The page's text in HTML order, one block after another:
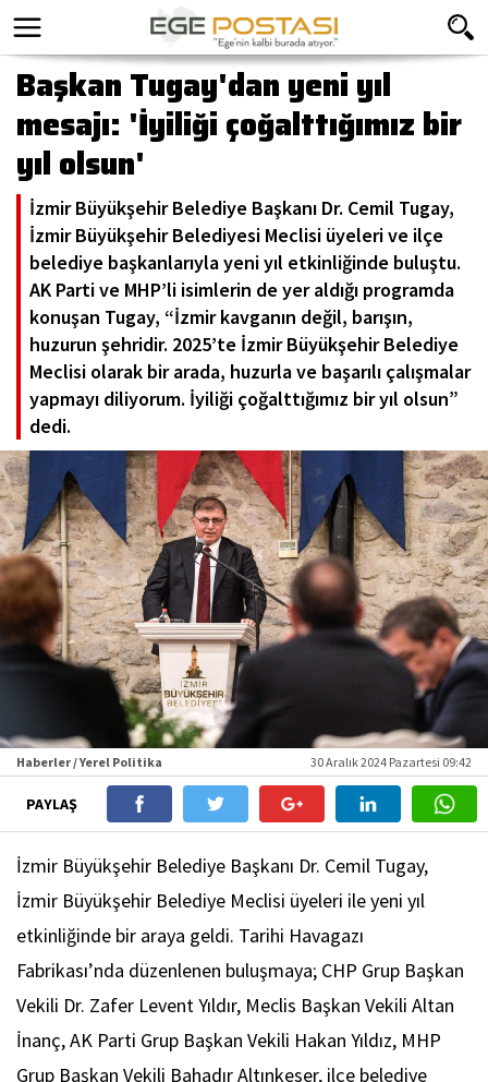
Başkan Tugay'dan yeni yıl
mesajı: 'İyiliği çoğalttığımız bir
yıl olsun'
İzmir Büyükşehir Belediye Başkanı Dr. Cemil Tugay,
İzmir Büyükşehir Belediyesi Meclisi üyeleri ve ilçe
belediye başkanlarıyla yeni yıl etkinliğinde buluştu.
AK Parti ve MHP’li isimlerin de yer aldığı programda
konuşan Tugay, “İzmir kavganın değil, barışın,
huzurun şehridir. 2025’te İzmir Büyükşehir Belediye
Meclisi olarak bir arada, huzurla ve başarılı çalışmalar
yapmayı diliyorum. İyiliği çoğalttığımız bir yıl olsun”
dedi.
Haberler / Yerel Politika 30 Aralık 2024 Pazartesi 09:42
PAYLAŞ
İzmir Büyükşehir Belediye Başkanı Dr. Cemil Tugay,
İzmir Büyükşehir Belediye Meclisi üyeleri ile yeni yıl
etkinliğinde bir araya geldi. Tarihi Havagazı
Fabrikası’nda düzenlenen buluşmaya; CHP Grup Başkan
Vekili Dr. Zafer Levent Yıldır, Meclis Başkan Vekili Altan
İnanç, AK Parti Grup Başkan Vekili Hakan Yıldız, MHP
Grup Başkan Vekili Bahadır Altınkeser, ilçe belediye